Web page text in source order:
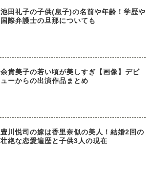
池田礼子の子供(息子)の名前や年齢！学歴や
国際弁護士の旦那についても
余貴美子の若い頃が美しすぎ【画像】デビ
ューからの出演作品まとめ
豊川悦司の嫁は香里奈似の美人！結婚2回の
壮絶な恋愛遍歴と子供3人の現在